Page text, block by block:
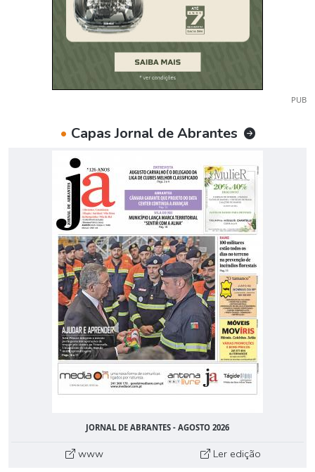
PUB
• Capas Jornal de Abrantes
JORNAL DE ABRANTES - AGOSTO 2026
www Ler edição